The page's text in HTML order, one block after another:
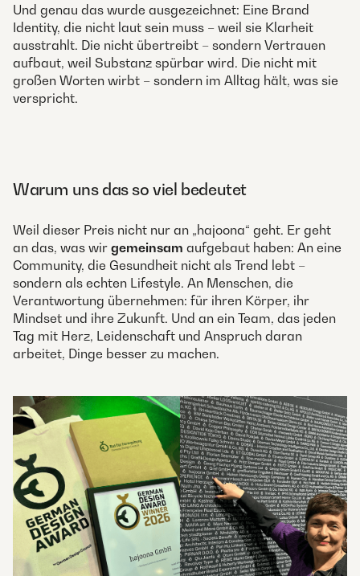
Und genau das wurde ausgezeichnet: Eine Brand
Identity, die nicht laut sein muss – weil sie Klarheit
ausstrahlt. Die nicht übertreibt – sondern Vertrauen
aufbaut, weil Substanz spürbar wird. Die nicht mit
großen Worten wirbt – sondern im Alltag hält, was sie
verspricht.
Warum uns das so viel bedeutet
Weil dieser Preis nicht nur an „hajoona“ geht. Er geht
an das, was wir gemeinsam aufgebaut haben: An eine
Community, die Gesundheit nicht als Trend lebt –
sondern als echten Lifestyle. An Menschen, die
Verantwortung übernehmen: für ihren Körper, ihr
Mindset und ihre Zukunft. Und an ein Team, das jeden
Tag mit Herz, Leidenschaft und Anspruch daran
arbeitet, Dinge besser zu machen.